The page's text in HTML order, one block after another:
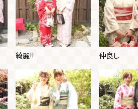
綺麗!! 仲良し